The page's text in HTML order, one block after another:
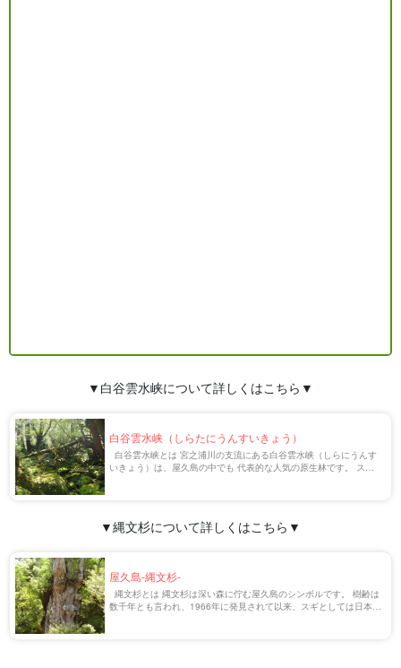
▼白谷雲水峡について詳しくはこちら▼
白谷雲水峡（しらたにうんすいきょう）
白谷雲水峡とは 宮之浦川の支流にある白谷雲水峡（しらにうんす
いきょう）は、屋久島の中でも 代表的な人気の原生林です。 スタ
▼縄文杉について詳しくはこちら▼
屋久島-縄文杉-
縄文杉とは 縄文杉は深い森に佇む屋久島のシンボルです。 樹齢は
数千年とも言われ、1966年に発見されて以来、スギとしては日本一